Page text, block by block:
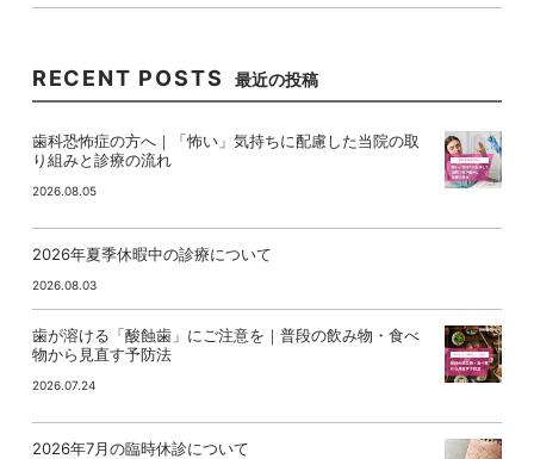
RECENT POSTS 最近の投稿
歯科恐怖症の方へ｜「怖い」気持ちに配慮した当院の取
り組みと診療の流れ
2026.08.05
2026年夏季休暇中の診療について
2026.08.03
歯が溶ける「酸蝕歯」にご注意を｜普段の飲み物・食べ
物から見直す予防法
2026.07.24
2026年7月の臨時休診について